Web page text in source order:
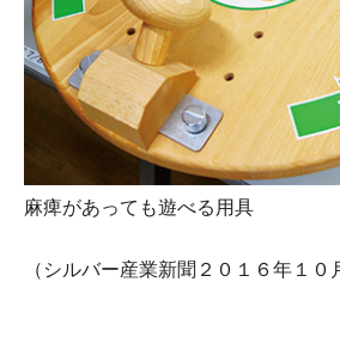
麻痺があっても遊べる用具
（シルバー産業新聞２０１６年１０